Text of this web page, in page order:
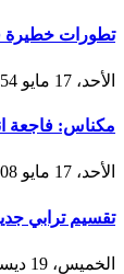
تطورات خطيرة
الأحد، 17 مايو 2026
مكناس: فاجعة
الأحد، 17 مايو 2026
تقسيم ترابي جديد بالمغرب:
الخميس، 19 ديسمبر 2024